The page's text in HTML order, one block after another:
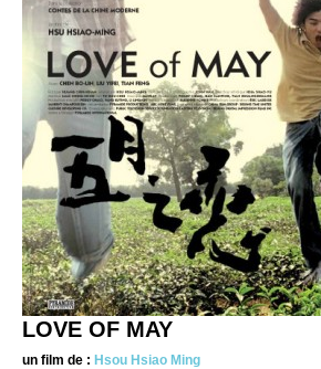
LOVE OF MAY
un film de : Hsou Hsiao Ming